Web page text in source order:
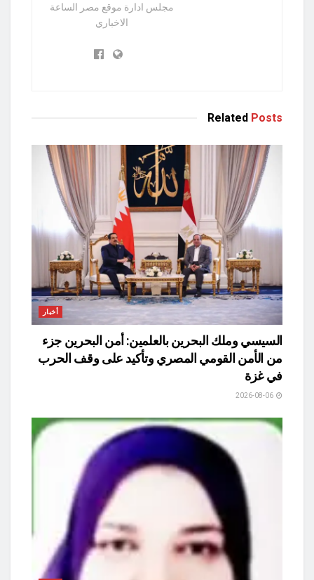
مجلس ادارة موقع مصر الساعة
الاخباري
Related Posts
أخبار
السيسي وملك البحرين بالعلمين: أمن البحرين جزء
من الأمن القومي المصري وتأكيد على وقف الحرب
في غزة